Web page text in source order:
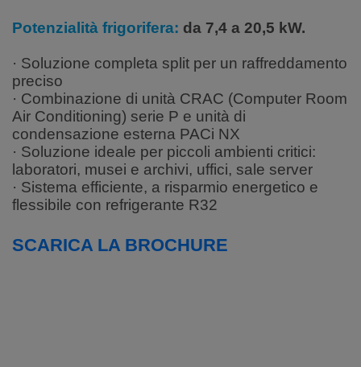
Potenzialità frigorifera: da 7,4 a 20,5 kW.
· Soluzione completa split per un raffreddamento
preciso
· Combinazione di unità CRAC (Computer Room
Air Conditioning) serie P e unità di
condensazione esterna PACi NX
· Soluzione ideale per piccoli ambienti critici:
laboratori, musei e archivi, uffici, sale server
· Sistema efficiente, a risparmio energetico e
flessibile con refrigerante R32
SCARICA LA BROCHURE